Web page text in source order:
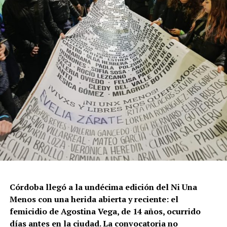
Córdoba llegó a la undécima edición del Ni Una
Menos con una herida abierta y reciente: el
femicidio de Agostina Vega, de 14 años, ocurrido
días antes en la ciudad. La convocatoria no